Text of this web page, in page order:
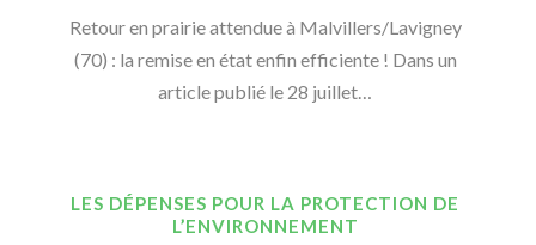
Retour en prairie attendue à Malvillers/Lavigney
(70) : la remise en état enfin efficiente ! Dans un
article publié le 28 juillet…
LES DÉPENSES POUR LA PROTECTION DE
L’ENVIRONNEMENT